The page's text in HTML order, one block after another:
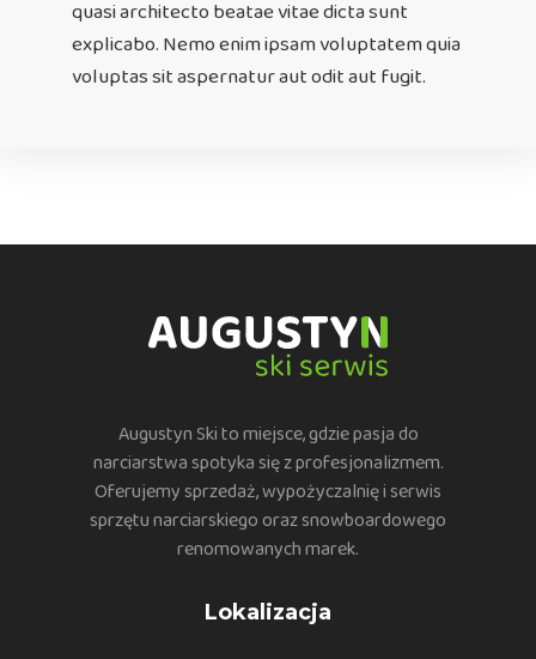
quasi architecto beatae vitae dicta sunt
explicabo. Nemo enim ipsam voluptatem quia
voluptas sit aspernatur aut odit aut fugit.
Augustyn Ski to miejsce, gdzie pasja do
narciarstwa spotyka się z profesjonalizmem.
Oferujemy sprzedaż, wypożyczalnię i serwis
sprzętu narciarskiego oraz snowboardowego
renomowanych marek.
Lokalizacja